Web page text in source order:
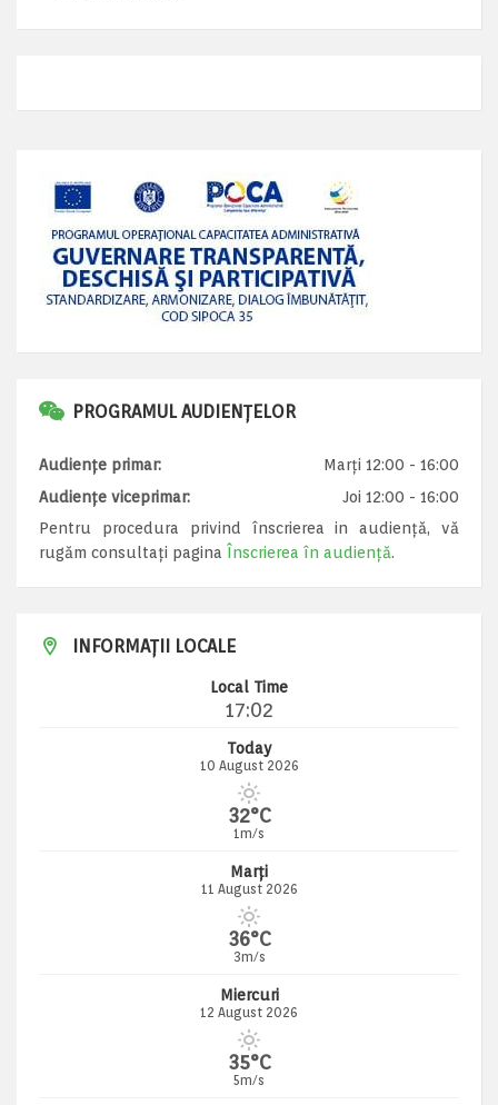
PROGRAMUL AUDIENȚELOR
Audiențe primar:
Marți 12:00 - 16:00
Audiențe viceprimar:
Joi 12:00 - 16:00
Pentru procedura privind înscrierea in audiență, vă
rugăm consultați pagina Înscrierea în audiență.
INFORMAȚII LOCALE
Local Time
17:02
Today
10 August 2026
32°C
1m/s
Marți
11 August 2026
36°C
3m/s
Miercuri
12 August 2026
35°C
5m/s